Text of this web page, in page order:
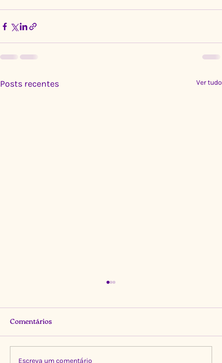
Posts recentes Ver tudo
Comentários
Escreva um comentário